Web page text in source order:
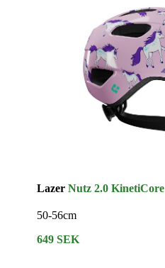
LazerNutz 2.0 KinetiCore
50-56cm
649 SEK